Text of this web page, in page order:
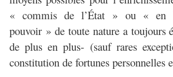
« commis de l’État » ou « en
pouvoir » de toute nature a toujours
de plus en plus- (sauf rares
constitution de fortunes personnelles